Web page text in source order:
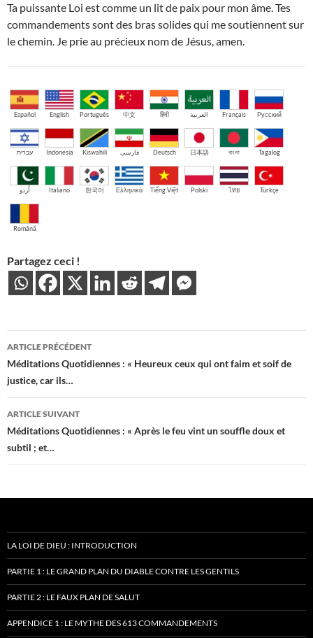
Ta puissante Loi est comme un lit de paix pour mon âme. Tes
commandements sont des bras solides qui me soutiennent sur
le chemin. Je prie au précieux nom de Jésus, amen.
Español English Português 中文 हिंदी العربية Français Русский
עברית Indonesia Kiswahili فارسی Deutsch 日本語 বাংলা Tagalog
اُردو Italiano 한국어 Ελληνικά Tiếng Việt Polski ไทย Türkçe
Română
Partagez ceci !
Navigation
des
articles
ARTICLE PRÉCÉDENT
Méditations Quotidiennes : « Heureux ceux qui ont faim et soif de
justice, car ils…
ARTICLE SUIVANT
Méditations Quotidiennes : « Après le feu vint un souffle doux et
subtil ; et…
LA LOI DE DIEU : INTRODUCTION
PARTIE 1 : LE GRAND PLAN DU DIABLE CONTRE LES GENTILS
PARTIE 2 : LE FAUX PLAN DE SALUT
APPENDICE 1 : LE MYTHE DES 613 COMMANDEMENTS